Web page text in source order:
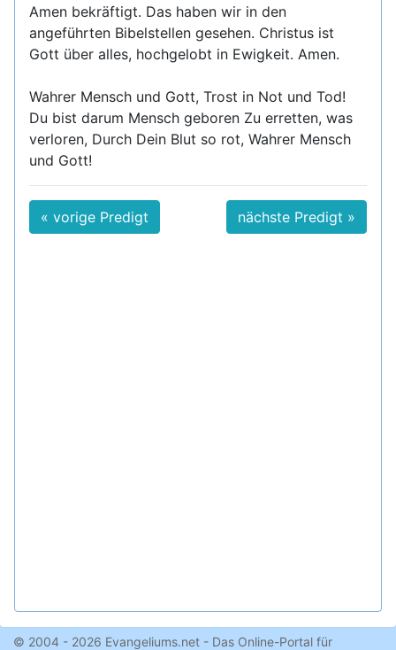
Amen bekräftigt. Das haben wir in den
angeführten Bibelstellen gesehen. Christus ist
Gott über alles, hochgelobt in Ewigkeit. Amen.
Wahrer Mensch und Gott, Trost in Not und Tod!
Du bist darum Mensch geboren Zu erretten, was
verloren, Durch Dein Blut so rot, Wahrer Mensch
und Gott!
« vorige Predigt nächste Predigt »
© 2004 - 2026 Evangeliums.net - Das Online-Portal für